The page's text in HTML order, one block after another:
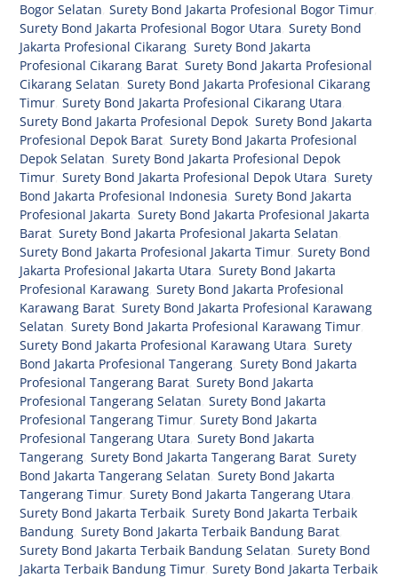
Bogor Selatan ,Surety Bond Jakarta Profesional Bogor Timur
Surety Bond Jakarta Profesional Bogor Utara ,Surety Bond
Jakarta Profesional Cikarang ,Surety Bond Jakarta
Profesional Cikarang Barat ,Surety Bond Jakarta Profesional
Cikarang Selatan ,Surety Bond Jakarta Profesional Cikarang
Timur ,Surety Bond Jakarta Profesional Cikarang Utara
Surety Bond Jakarta Profesional Depok ,Surety Bond Jakarta
Profesional Depok Barat ,Surety Bond Jakarta Profesional
Depok Selatan ,Surety Bond Jakarta Profesional Depok
Timur ,Surety Bond Jakarta Profesional Depok Utara ,Surety
Bond Jakarta Profesional Indonesia ,Surety Bond Jakarta
Profesional Jakarta ,Surety Bond Jakarta Profesional Jakarta
Barat ,Surety Bond Jakarta Profesional Jakarta Selatan
Surety Bond Jakarta Profesional Jakarta Timur ,Surety Bond
Jakarta Profesional Jakarta Utara ,Surety Bond Jakarta
Profesional Karawang ,Surety Bond Jakarta Profesional
Karawang Barat ,Surety Bond Jakarta Profesional Karawang
Selatan ,Surety Bond Jakarta Profesional Karawang Timur
Surety Bond Jakarta Profesional Karawang Utara ,Surety
Bond Jakarta Profesional Tangerang ,Surety Bond Jakarta
Profesional Tangerang Barat ,Surety Bond Jakarta
Profesional Tangerang Selatan ,Surety Bond Jakarta
Profesional Tangerang Timur ,Surety Bond Jakarta
Profesional Tangerang Utara ,Surety Bond Jakarta
Tangerang ,Surety Bond Jakarta Tangerang Barat ,Surety
Bond Jakarta Tangerang Selatan ,Surety Bond Jakarta
Tangerang Timur ,Surety Bond Jakarta Tangerang Utara
Surety Bond Jakarta Terbaik ,Surety Bond Jakarta Terbaik
Bandung ,Surety Bond Jakarta Terbaik Bandung Barat
Surety Bond Jakarta Terbaik Bandung Selatan ,Surety Bond
Jakarta Terbaik Bandung Timur ,Surety Bond Jakarta Terbaik